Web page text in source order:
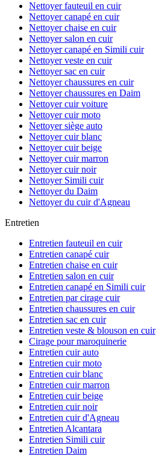
Nettoyer fauteuil en cuir
Nettoyer canapé en cuir
Nettoyer chaise en cuir
Nettoyer salon en cuir
Nettoyer canapé en Simili cuir
Nettoyer veste en cuir
Nettoyer sac en cuir
Nettoyer chaussures en cuir
Nettoyer chaussures en Daim
Nettoyer cuir voiture
Nettoyer cuir moto
Nettoyer siège auto
Nettoyer cuir blanc
Nettoyer cuir beige
Nettoyer cuir marron
Nettoyer cuir noir
Nettoyer Simili cuir
Nettoyer du Daim
Nettoyer du cuir d'Agneau
Entretien
Entretien fauteuil en cuir
Entretien canapé cuir
Entretien chaise en cuir
Entretien salon en cuir
Entretien canapé en Simili cuir
Entretien par cirage cuir
Entretien chaussures en cuir
Entretien sac en cuir
Entretien veste & blouson en cuir
Cirage pour maroquinerie
Entretien cuir auto
Entretien cuir moto
Entretien cuir blanc
Entretien cuir marron
Entretien cuir beige
Entretien cuir noir
Entretien cuir d'Agneau
Entretien Alcantara
Entretien Simili cuir
Entretien Daim